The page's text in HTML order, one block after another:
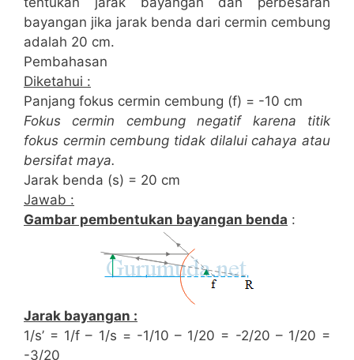
bayangan jika jarak benda dari cermin cembung
adalah 20 cm.
Pembahasan
Diketahui :
Panjang fokus cermin cembung (f) = -10 cm
Fokus cermin cembung negatif karena titik
fokus cermin cembung tidak dilalui cahaya atau
bersifat maya.
Jarak benda (s) = 20 cm
Jawab :
Gambar pembentukan bayangan benda :
Jarak bayangan :
1/s’ = 1/f – 1/s = -1/10 – 1/20 = -2/20 – 1/20 =
-3/20